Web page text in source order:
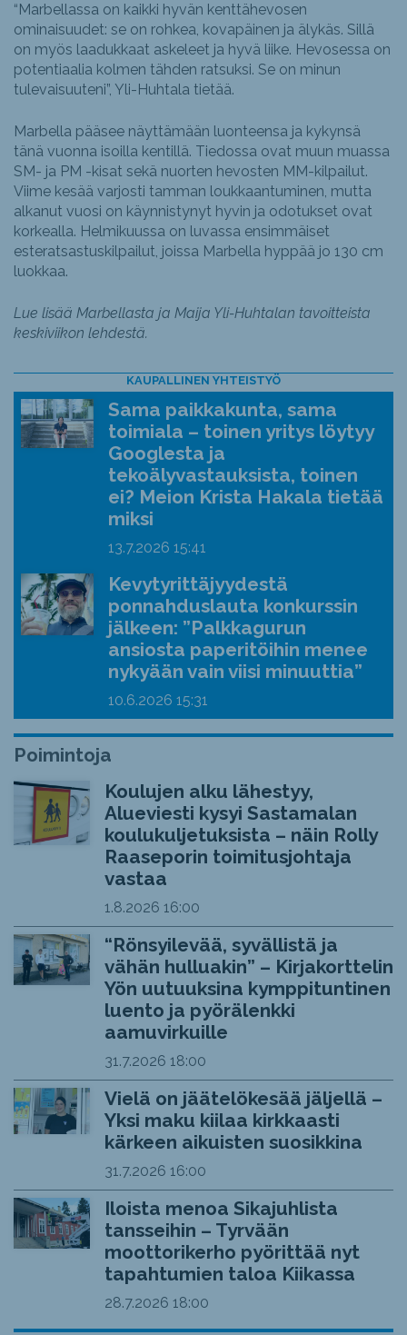
“Marbellassa on kaikki hyvän kenttähevosen
ominaisuudet: se on rohkea, kovapäinen ja älykäs. Sillä
on myös laadukkaat askeleet ja hyvä liike. Hevosessa on
potentiaalia kolmen tähden ratsuksi. Se on minun
tulevaisuuteni”, Yli-Huhtala tietää.
Marbella pääsee näyttämään luonteensa ja kykynsä
tänä vuonna isoilla kentillä. Tiedossa ovat muun muassa
SM- ja PM -kisat sekä nuorten hevosten MM-kilpailut.
Viime kesää varjosti tamman loukkaantuminen, mutta
alkanut vuosi on käynnistynyt hyvin ja odotukset ovat
korkealla. Helmikuussa on luvassa ensimmäiset
esteratsastuskilpailut, joissa Marbella hyppää jo 130 cm
luokkaa.
Lue lisää Marbellasta ja Maija Yli-Huhtalan tavoitteista
keskiviikon lehdestä.
KAUPALLINEN YHTEISTYÖ
Sama paikkakunta, sama
toimiala – toinen yritys löytyy
Googlesta ja
tekoälyvastauksista, toinen
ei? Meion Krista Hakala tietää
miksi
13.7.2026 15:41
Kevytyrittäjyydestä
ponnahduslauta konkurssin
jälkeen: ”Palkkagurun
ansiosta paperitöihin menee
nykyään vain viisi minuuttia”
10.6.2026 15:31
Poimintoja
Koulujen alku lähestyy,
Alueviesti kysyi Sastamalan
koulukuljetuksista – näin Rolly
Raaseporin toimitusjohtaja
vastaa
1.8.2026 16:00
“Rönsyilevää, syvällistä ja
vähän hulluakin” – Kirjakorttelin
Yön uutuuksina kymppituntinen
luento ja pyörälenkki
aamuvirkuille
31.7.2026 18:00
Vielä on jäätelökesää jäljellä –
Yksi maku kiilaa kirkkaasti
kärkeen aikuisten suosikkina
31.7.2026 16:00
Iloista menoa Sikajuhlista
tansseihin – Tyrvään
moottorikerho pyörittää nyt
tapahtumien taloa Kiikassa
28.7.2026 18:00